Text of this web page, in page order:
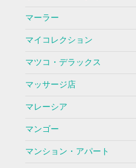
マーラー
マイコレクション
マツコ・デラックス
マッサージ店
マレーシア
マンゴー
マンション・アパート